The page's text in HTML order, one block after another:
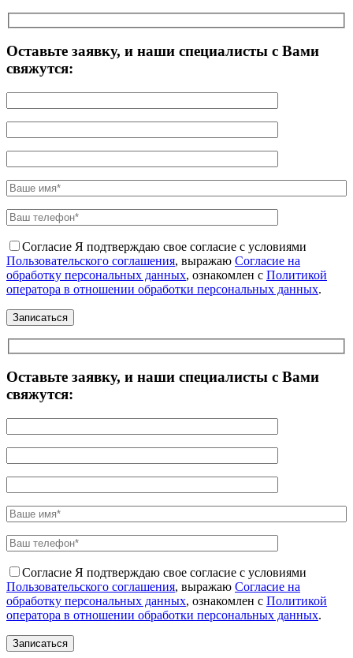
Оставьте заявку, и наши специалисты с Вами
свяжутся:
Согласие Я подтверждаю свое согласие с условиями
Пользовательского соглашения, выражаю Согласие на
обработку персональных данных, ознакомлен с Политикой
оператора в отношении обработки персональных данных.
Оставьте заявку, и наши специалисты с Вами
свяжутся:
Согласие Я подтверждаю свое согласие с условиями
Пользовательского соглашения, выражаю Согласие на
обработку персональных данных, ознакомлен с Политикой
оператора в отношении обработки персональных данных.